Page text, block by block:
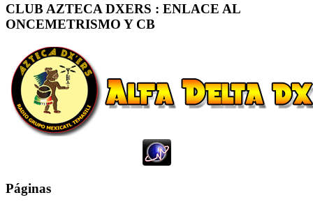
CLUB AZTECA DXERS : ENLACE AL
ONCEMETRISMO Y CB
Páginas